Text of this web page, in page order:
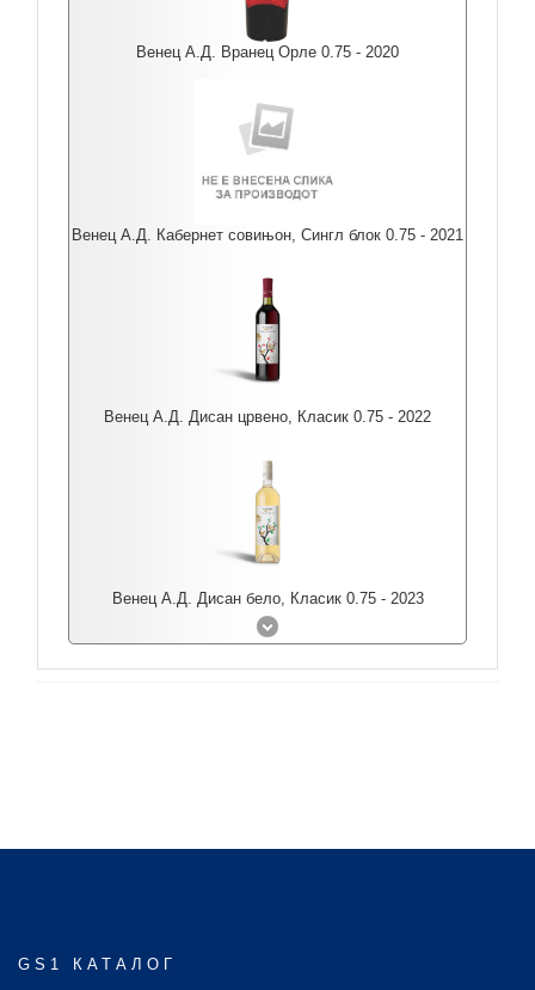
Венец А.Д. Вранец Орле 0.75 - 2020
Венец А.Д. Кабернет совињон, Сингл блок 0.75 - 2021
Венец А.Д. Дисан црвено, Класик 0.75 - 2022
Венец А.Д. Дисан бело, Класик 0.75 - 2023
GS1 КАТАЛОГ